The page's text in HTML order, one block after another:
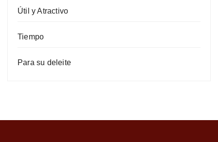
Útil y Atractivo
Tiempo
Para su deleite